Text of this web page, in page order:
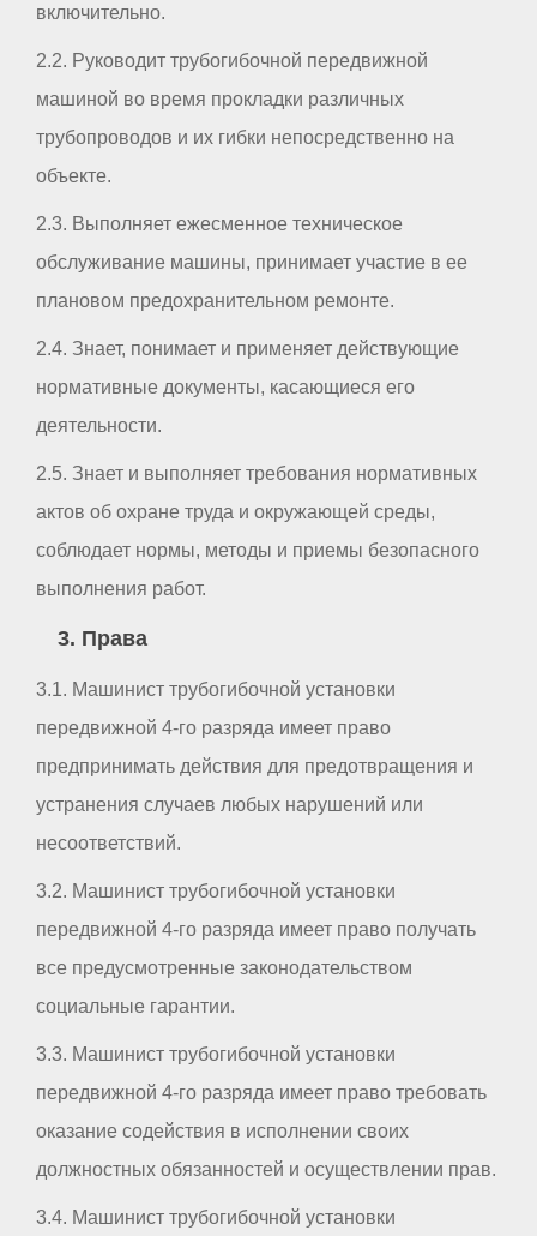
включительно.
2.2. Руководит трубогибочной передвижной
машиной во время прокладки различных
трубопроводов и их гибки непосредственно на
объекте.
2.3. Выполняет ежесменное техническое
обслуживание машины, принимает участие в ее
плановом предохранительном ремонте.
2.4. Знает, понимает и применяет действующие
нормативные документы, касающиеся его
деятельности.
2.5. Знает и выполняет требования нормативных
актов об охране труда и окружающей среды,
соблюдает нормы, методы и приемы безопасного
выполнения работ.
3. Права
3.1. Машинист трубогибочной установки
передвижной 4-го разряда имеет право
предпринимать действия для предотвращения и
устранения случаев любых нарушений или
несоответствий.
3.2. Машинист трубогибочной установки
передвижной 4-го разряда имеет право получать
все предусмотренные законодательством
социальные гарантии.
3.3. Машинист трубогибочной установки
передвижной 4-го разряда имеет право требовать
оказание содействия в исполнении своих
должностных обязанностей и осуществлении прав.
3.4. Машинист трубогибочной установки